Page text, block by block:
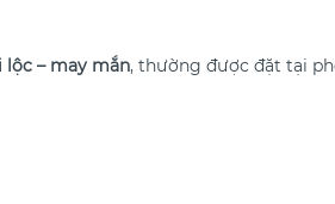
lộc – may mắn, thường được đặt tại